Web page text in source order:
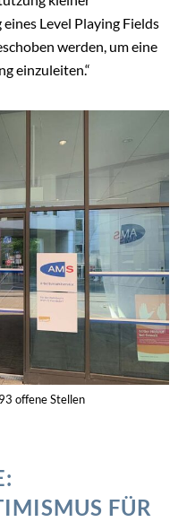
Level Playing Fields
werden, um eine
einzuleiten.“
offene Stellen
FÜR